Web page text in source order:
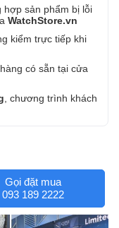
sản phẩm bị lỗi
WatchStore.vn
kiểm trực tiếp khi
có sẵn tại cửa
, chương trình khách
Gọi đặt mua
093 189 2222